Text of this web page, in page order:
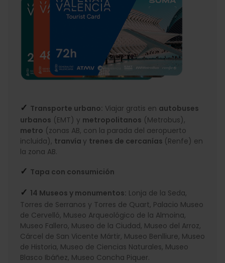
✓ Transporte urbano: Viajar gratis en autobuses
urbanos (EMT) y metropolitanos (Metrobus),
metro (zonas AB, con la parada del aeropuerto
incluida), tranvía y trenes de cercanías (Renfe) en
la zona AB.
✓ Tapa con consumición
✓ 14 Museos y monumentos: Lonja de la Seda,
Torres de Serranos y Torres de Quart, Palacio Museo
de Cervelló, Museo Arqueológico de la Almoina,
Museo Fallero, Museo de la Ciudad, Museo del Arroz,
Cárcel de San Vicente Mártir, Museo Benlliure, Museo
de Historia, Museo de Ciencias Naturales, Museo
Blasco Ibáñez, Museo Concha Piquer.